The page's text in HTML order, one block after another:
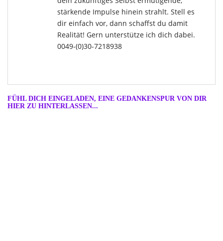
stärkende Impulse hinein strahlt. Stell es
dir einfach vor, dann schaffst du damit
Realität! Gern unterstütze ich dich dabei.
0049-(0)30-7218938
FÜHL DICH EINGELADEN, EINE GEDANKENSPUR VON DIR
HIER ZU HINTERLASSEN...